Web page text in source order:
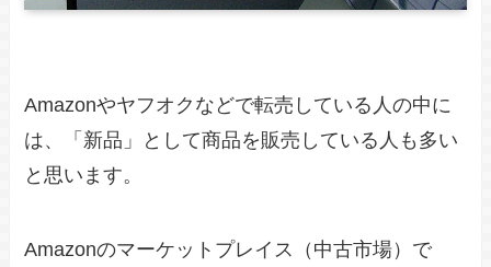
Amazonやヤフオクなどで転売している人の中に
は、「新品」として商品を販売している人も多い
と思います。
Amazonのマーケットプレイス（中古市場）で